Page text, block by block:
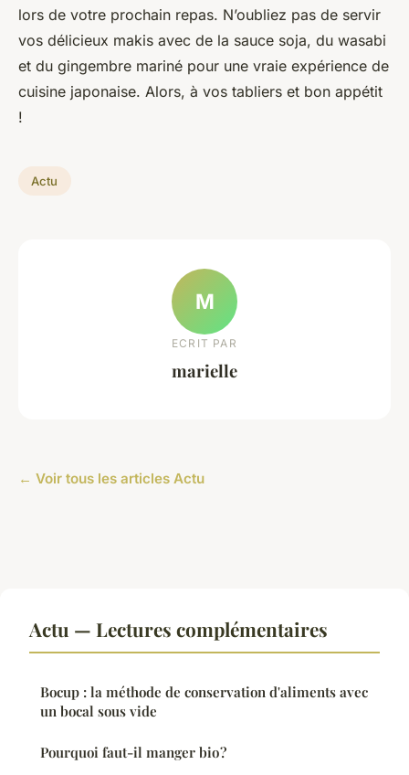
lors de votre prochain repas. N’oubliez pas de servir
vos délicieux makis avec de la sauce soja, du wasabi
et du gingembre mariné pour une vraie expérience de
cuisine japonaise. Alors, à vos tabliers et bon appétit
!
Actu
M
ECRIT PAR
marielle
← Voir tous les articles Actu
Actu — Lectures complémentaires
Bocup : la méthode de conservation d'aliments avec
un bocal sous vide
Pourquoi faut-il manger bio ?